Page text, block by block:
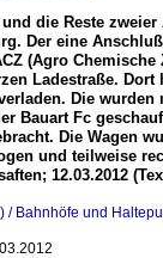
die Reste
Der eine
(Agro Chemische
Ladestraße. Dort
Die wurden
Bauart Fc
Die Wagen
und teilweise
12.03.2012
/ Bahnhöfe und